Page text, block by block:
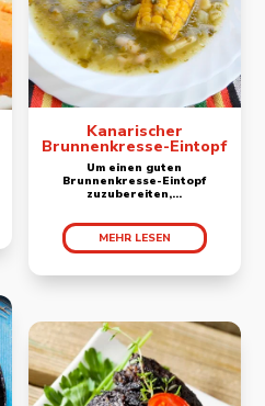
Kanarischer
Brunnenkresse-Eintopf
Um einen guten
Brunnenkresse-Eintopf
zuzubereiten,...
MEHR LESEN